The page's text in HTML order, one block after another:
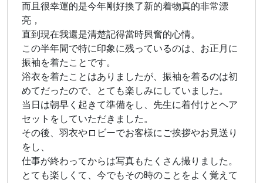
而且很幸運的是今年剛好換了新的着物真的非常漂
亮，
直到現在我還是清楚記得當時興奮的心情。
この半年間で特に印象に残っているのは、お正月に
振袖を着たことです。
浴衣を着たことはありましたが、振袖を着るのは初
めてだったので、とても楽しみにしていました。
当日は朝早く起きて準備をし、先生に着付けとヘア
セットをしていただきました。
その後、羽衣やロビーでお客様にご挨拶やお見送り
をし、
仕事が終わってからは写真もたくさん撮りました。
とても楽しくて、今でもその時のことをよく覚えて